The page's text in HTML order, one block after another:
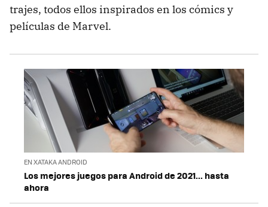
trajes, todos ellos inspirados en los cómics y
películas de Marvel.
EN XATAKA ANDROID
Los mejores juegos para Android de 2021... hasta
ahora